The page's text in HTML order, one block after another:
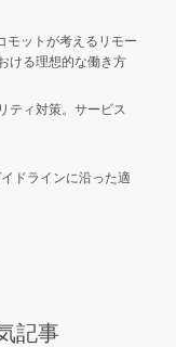
モットが考えるリモー
ける理想的な働き方
ティ対策。サービス
ドラインに沿った適
記事